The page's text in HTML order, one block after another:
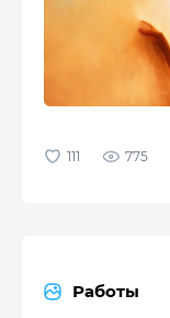
775
Работы